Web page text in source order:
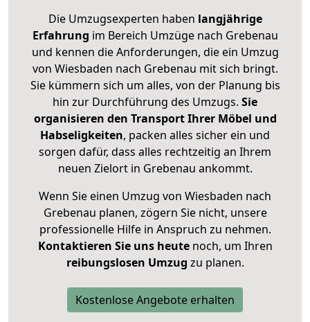
Die Umzugsexperten haben langjährige
Erfahrung im Bereich Umzüge nach Grebenau
und kennen die Anforderungen, die ein Umzug
von Wiesbaden nach Grebenau mit sich bringt.
Sie kümmern sich um alles, von der Planung bis
hin zur Durchführung des Umzugs. Sie
organisieren den Transport Ihrer Möbel und
Habseligkeiten, packen alles sicher ein und
sorgen dafür, dass alles rechtzeitig an Ihrem
neuen Zielort in Grebenau ankommt.
Wenn Sie einen Umzug von Wiesbaden nach
Grebenau planen, zögern Sie nicht, unsere
professionelle Hilfe in Anspruch zu nehmen.
Kontaktieren Sie uns heutenoch, um Ihren
reibungslosen Umzug zu planen.
Kostenlose Angebote erhalten